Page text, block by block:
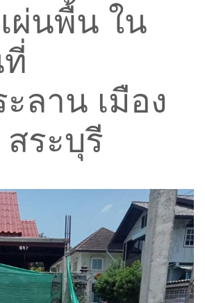
ผ่นพื้น ใน
ลาน เมือง
ระบุรี